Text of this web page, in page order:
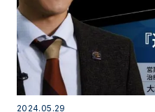
2024.05.29